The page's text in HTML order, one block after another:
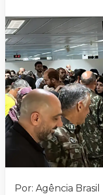
Por: Agência Brasil